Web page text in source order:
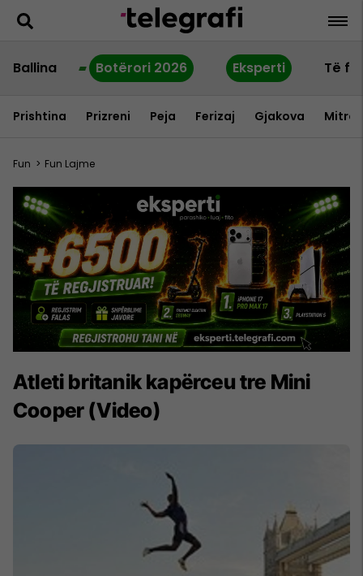
Ballina Botërori 2026 Eksperti Të
Prishtina Prizreni Peja Ferizaj Gjakova
Fun > Fun Lajme
Atleti britanik kapërceu tre Mini
Cooper (Video)